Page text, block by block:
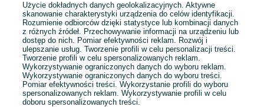
Przejdź na stronę główną
Użycie dokładnych danych geolokalizacyjnych. Aktywne
skanowanie charakterystyki urządzenia do celów identyfikacji.
Rozumienie odbiorców dzięki statystyce lub kombinacji danych
z różnych źródeł. Przechowywanie informacji na urządzeniu lub
dostęp do nich. Pomiar efektywności reklam. Rozwój i
ulepszanie usług. Tworzenie profili w celu personalizacji treści.
Tworzenie profili w celu spersonalizowanych reklam.
Wykorzystywanie ograniczonych danych do wyboru reklam.
Wykorzystywanie ograniczonych danych do wyboru treści.
Pomiar efektywności treści. Wykorzystanie profili do wyboru
spersonalizowanych reklam. Wykorzystywanie profili w celu
doboru spersonalizowanych treści.